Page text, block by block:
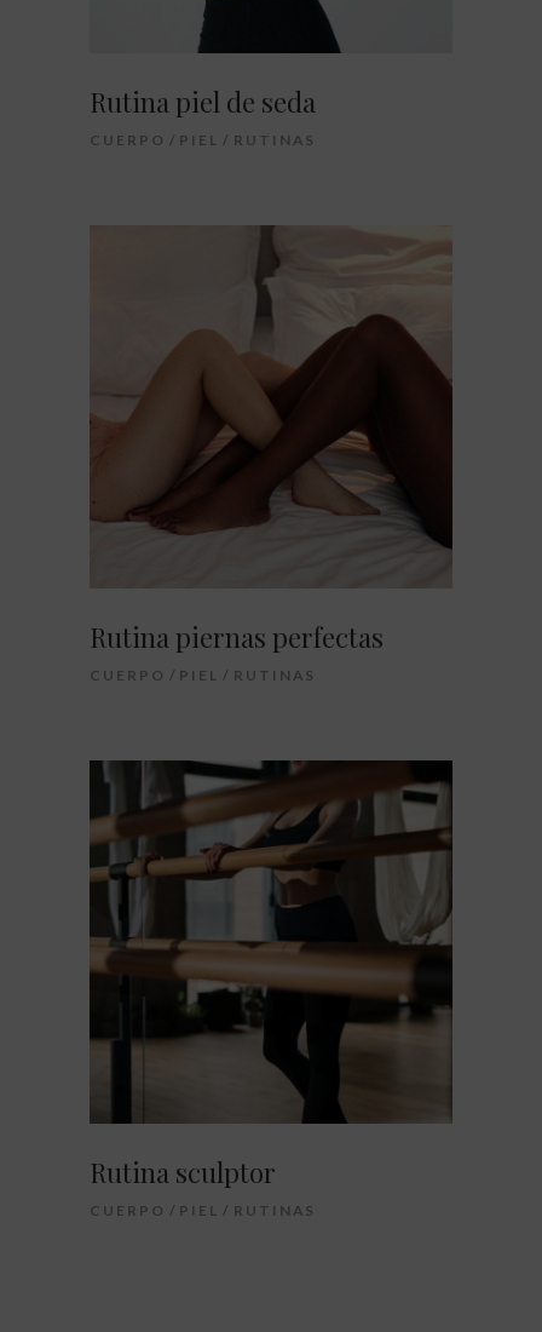
Rutina piel de seda
CUERPO PIEL RUTINAS
Rutina piernas perfectas
CUERPO PIEL RUTINAS
Rutina sculptor
CUERPO PIEL RUTINAS